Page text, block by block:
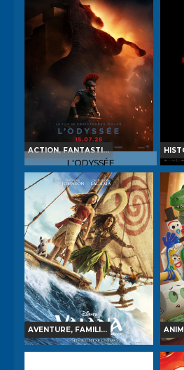
Horaires et Infos
Bande-annonce
Réservation
TOUT PUBLIC 3D
VF
ACTION, FANTASTI...
L'ODYSSÉE
Horaires et Infos
Bande-annonce
Réservation
INT. -12ans VO
VF
LA
AVENTURE, FAMILI...